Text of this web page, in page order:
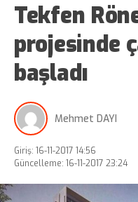
Tekfen
projesinde
başladı
Mehmet DAYI
Giriş: 16-11-2017 14:56
Güncelleme: 16-11-2017 23:24